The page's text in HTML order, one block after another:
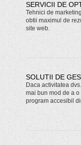
SERVICII DE
Tehnici de
obtii maximul de
site web.
SOLUTII DE
Daca activitatea
mai bun mod de a
program accesibil